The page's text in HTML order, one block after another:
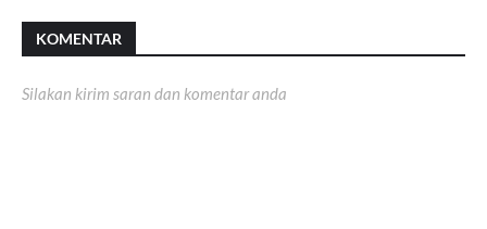
KOMENTAR
Silakan kirim saran dan komentar anda